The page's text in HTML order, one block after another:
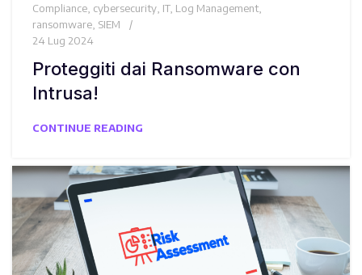
Compliance cybersecurity IT, Log Management
ransomware SIEM
24 Lug 2024
Proteggiti dai Ransomware con
Intrusa!
CONTINUE READING